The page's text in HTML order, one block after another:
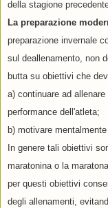
della stagione
La preparazione
preparazione invernale
sul deallenamento, non
butta su obiettivi che
a) continuare ad
performance dell'atleta;
b) motivare
In genere tali obiettivi
maratonina o la
per questi obiettivi
degli allenamenti,